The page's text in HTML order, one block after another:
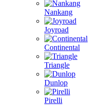
Nankang
Joyroad
Continental
Triangle
Dunlop
Pirelli